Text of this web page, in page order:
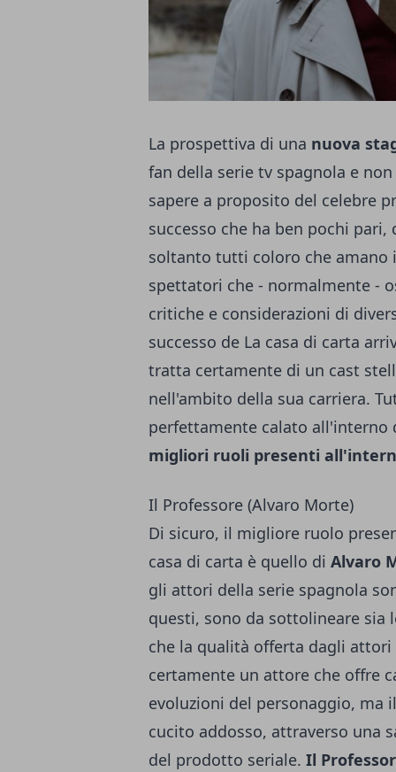
La prospettiva di una nuova
fan della serie tv spagnola e
sapere a proposito del celebre
successo che ha ben pochi
soltanto tutti coloro che amano
spettatori che - normalmente -
critiche e considerazioni di
successo de La casa di carta
tratta certamente di un cast
nell'ambito della sua carriera.
perfettamente calato all'interno
migliori ruoli presenti
Il Professore (Alvaro Morte)
Di sicuro, il migliore ruolo
casa di carta è quello di Alvaro
gli attori della serie spagnola
questi, sono da sottolineare sia
che la qualità offerta dagli attori
certamente un attore che offre
evoluzioni del personaggio, ma il
cucito addosso, attraverso una
del prodotto seriale. Il